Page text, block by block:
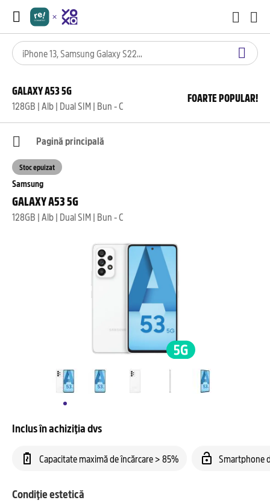
GALAXY A53 5G
128GB | Alb | Dual SIM | Bun - C
FOARTE POPULAR!
Pagină principală
Samsung
GALAXY A53 5G
128GB | Alb | Dual SIM | Bun - C
Stoc epuizat
Inclus în achiziția dvs
Capacitate maximă de încărcare > 85% Smartphone
Condiție estetică